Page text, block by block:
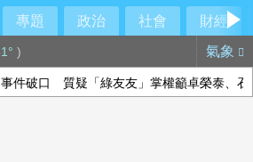
專題 政治 社會
財經
) 氣象
件破口 質疑「綠友友」掌權籲卓榮泰、石